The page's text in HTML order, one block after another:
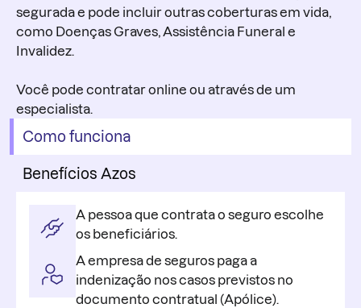
segurada e pode incluir outras coberturas em vida,
como Doenças Graves, Assistência Funeral e
Invalidez.
Você pode contratar online ou através de um
especialista.
Como funciona
Benefícios Azos
A pessoa que contrata o seguro escolhe
os beneficiários.
A empresa de seguros paga a
indenização nos casos previstos no
documento contratual (Apólice).